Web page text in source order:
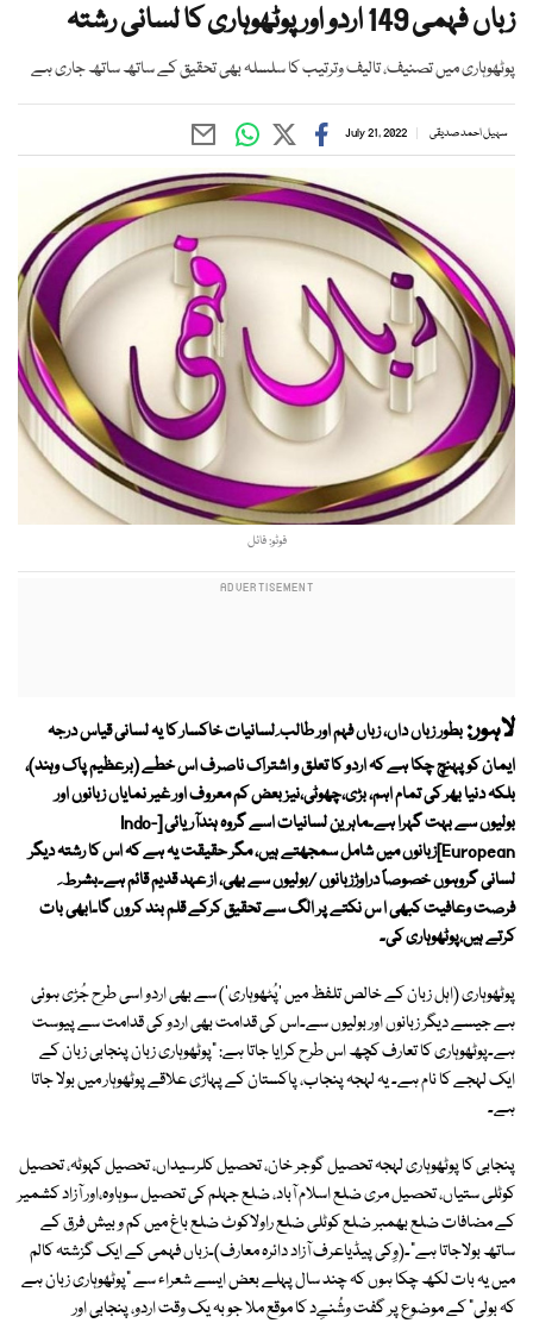
زباں فہمی 149 اردو اور پوٹھوہاری کا لسانی رشتہ
پوٹھوہاری میں تصنیف، تالیف وترتیب کا سلسلہ بھی تحقیق کے ساتھ ساتھ جاری ہے
سہیل احمد صدیقی July 21, 2022
فوٹو: فائل
لاہور:بطور زباں داں، زباں فہم اور طالب ِ لسانیات خاکسار کا یہ لسانی قیاس درجہ
ایمان کو پہنچ چکا ہے کہ اردو کا تعلق و اشتراک ناصرف اس خطے (برعظیم پاک وہند)،
بلکہ دنیا بھر کی تمام اہم، بڑی،چھوٹی،نیز بعض کم معروف اور غیر نمایاں زبانوں اور
بولیوں سے بہت گہرا ہے۔ماہرین لسانیات اسے گروہ ہندآریائی [Indo-
European]زبانوں میں شامل سمجھتے ہیں، مگر حقیقت یہ ہے کہ اس کا رشتہ دیگر
لسانی گروہوں خصوصاً دراوڑزبانوں /بولیوں سے بھی، از عہد قدیم قائم ہے۔بشرط ِ
فرصت وعافیت کبھی ا س نکتے پر الگ سے تحقیق کرکے قلم بند کروں گا۔ابھی بات
کرتے ہیں،پوٹھوہاری کی۔
پوٹھوہاری (اہل زبان کے خالص تلفظ میں 'پُٹھوہاری') سے بھی اردو اسی طرح جُڑی ہوئی
ہے جیسے دیگر زبانوں اور بولیوں سے۔اس کی قدامت بھی اردو کی قدامت سے پیوست
ہے۔پوٹھوہاری کا تعارف کچھ اس طرح کرایا جاتا ہے: "پوٹھوہاری زبان پنجابی زبان کے
ایک لہجے کا نام ہے۔ یہ لہجہ پنجاب، پاکستان کے پہاڑی علاقے پوٹھوہار میں بولا جاتا
ہے۔
پنجابی کا پوٹھوہاری لہجہ تحصیل گوجر خان، تحصیل کلرسیداں، تحصیل کہوٹہ، تحصیل
کوٹلی ستیاں، تحصیل مری ضلع اسلام آباد، ضلع جہلم کی تحصیل سوہاوہ،اور آزاد کشمیر
کے مضافات ضلع بھمبر ضلع کوٹلی ضلع راولاکوٹ ضلع باغ میں کم و بیش فرق کے
ساتھ بولاجاتا ہے"۔(وِکی پیڈیاعرف آزاد دائرہ معارف)۔زباں فہمی کے ایک گزشتہ کالم
میں یہ بات لکھ چکا ہوں کہ چند سال پہلے بعض ایسے شعراء سے "پوٹھوہاری زبان ہے
کہ بولی" کے موضوع پر گفت وشُنےِد کا موقع ملا جو بہ یک وقت اردو، پنجابی اور